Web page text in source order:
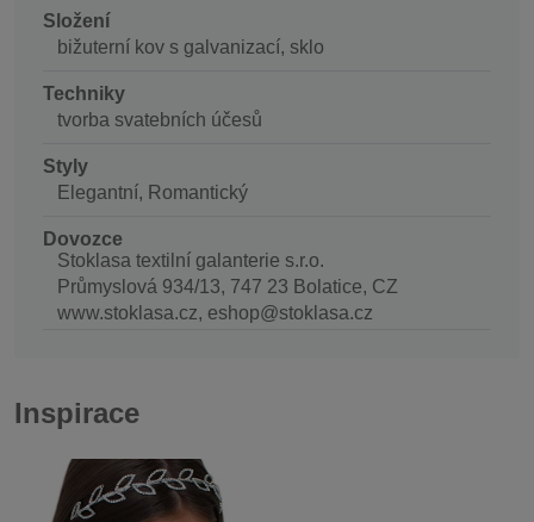
Složení
bižuterní kov s galvanizací, sklo
Techniky
tvorba svatebních účesů
Styly
Elegantní, Romantický
Dovozce
Stoklasa textilní galanterie s.r.o.
Průmyslová 934/13, 747 23 Bolatice, CZ
www.stoklasa.cz, eshop@stoklasa.cz
Inspirace